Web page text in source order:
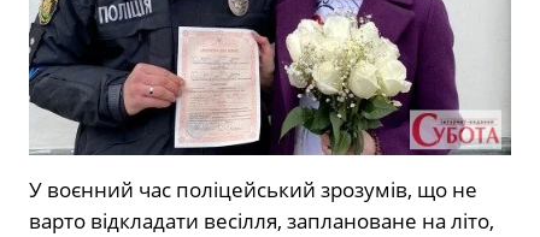
У воєнний час поліцейський зрозумів, що не
варто відкладати весілля, заплановане на літо,